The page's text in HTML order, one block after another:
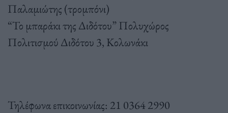
Παλαμιώτης (τρομπόνι)
“Το μπαράκι της Διδότου” Πολυχώρος
Πολιτισμού Διδότου 3, Κολωνάκι
Τηλέφωνα επικοινωνίας: 21 0364 2990